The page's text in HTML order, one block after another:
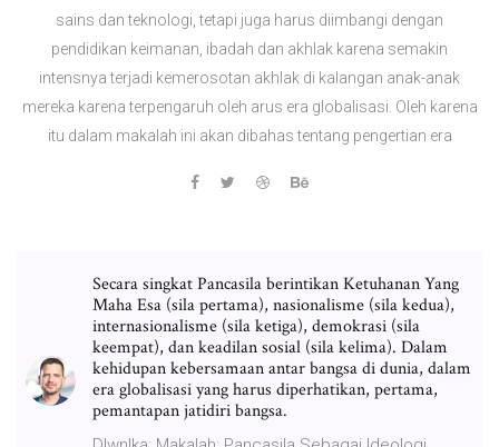
sains dan teknologi, tetapi juga harus diimbangi dengan
pendidikan keimanan, ibadah dan akhlak karena semakin
intensnya terjadi kemerosotan akhlak di kalangan anak-anak
mereka karena terpengaruh oleh arus era globalisasi. Oleh karena
itu dalam makalah ini akan dibahas tentang pengertian era
Secara singkat Pancasila berintikan Ketuhanan Yang
Maha Esa (sila pertama), nasionalisme (sila kedua),
internasionalisme (sila ketiga), demokrasi (sila
keempat), dan keadilan sosial (sila kelima). Dalam
kehidupan kebersamaan antar bangsa di dunia, dalam
era globalisasi yang harus diperhatikan, pertama,
pemantapan jatidiri bangsa.